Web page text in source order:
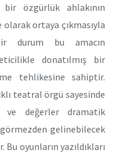
bir özgürlük ahlakının
olarak ortaya çıkmasıyla
durum bu amacın
donatılmış bir
tehlikesine sahiptir.
teatral örgü sayesinde
ve değerler dramatik
gelinebilecek
oyunların yazıldıkları